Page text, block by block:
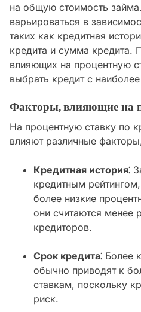
на общую стоимость
варьироваться в
таких как кредитная
кредита и сумма кредита.
влияющих на процентную
выбрать кредит с
Факторы, влияющие на
На процентную ставку по
влияют различные
Кредитная история⁚
кредитным
более низкие
они считаются менее
кредиторов.
Срок кредита⁚ Более
обычно приводят к
ставкам, поскольку
риск.